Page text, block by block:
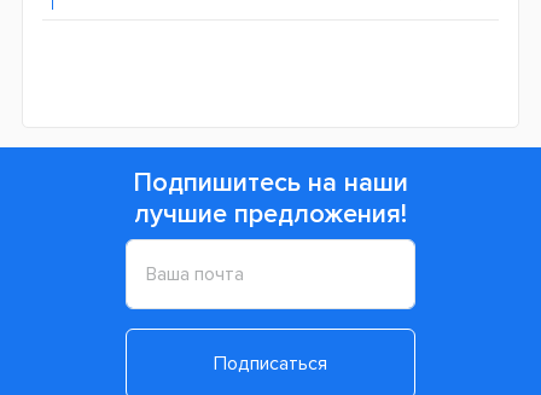
Подпишитесь на наши
лучшие предложения!
Подписаться